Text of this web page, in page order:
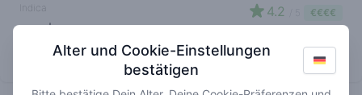
Indica
purple
punch
4.2 €€€€
Alter und Cookie-Einstellungen
bestätigen